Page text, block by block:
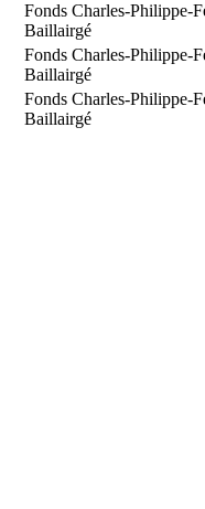
Fonds Charles-Philippe-
Baillairgé
Fonds Charles-Philippe-
Baillairgé
Fonds Charles-Philippe-
Baillairgé